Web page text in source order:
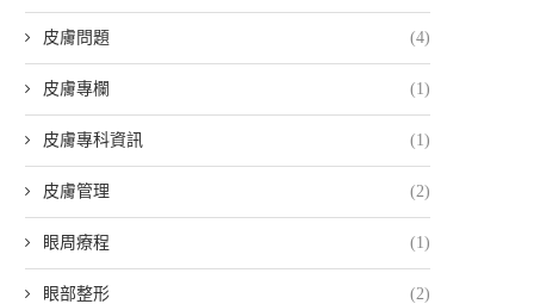
皮膚問題 (4)
皮膚專欄 (1)
皮膚專科資訊 (1)
皮膚管理 (2)
眼周療程 (1)
眼部整形 (2)